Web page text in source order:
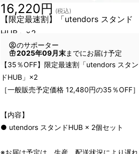
【限定最速割】「utendors スタンド
HUB」×2
16,220円 (税込)
のサポーター
2025年09月末までにお届け予定
【35％OFF】限定最速割「utendors スタン
ドHUB」×2
［一般販売予定価格 12,480円の35％OFF］
【内容】
● utendors スタンドHUB × 2個セット